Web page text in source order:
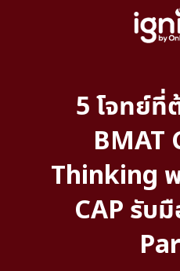
5 โจทย์ที่
BMAT
Thinking
CAP รับ